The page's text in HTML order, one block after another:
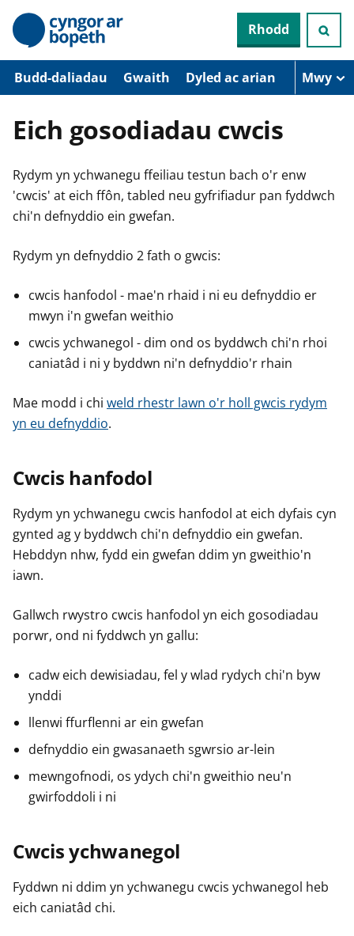
N
d
w
Rhodd
Budd-daliadau Gwaith Dyled ac arian Mwy
Eich gosodiadau cwcis
Rydym yn ychwanegu ffeiliau testun bach o'r enw
'cwcis' at eich ffôn, tabled neu gyfrifiadur pan fyddwch
chi'n defnyddio ein gwefan.
Rydym yn defnyddio 2 fath o gwcis:
cwcis hanfodol - mae'n rhaid i ni eu defnyddio er
mwyn i'n gwefan weithio
cwcis ychwanegol - dim ond os byddwch chi'n rhoi
caniatâd i ni y byddwn ni'n defnyddio'r rhain
Mae modd i chi weld rhestr lawn o'r holl gwcis rydym
yn eu defnyddio.
Cwcis hanfodol
Rydym yn ychwanegu cwcis hanfodol at eich dyfais cyn
gynted ag y byddwch chi'n defnyddio ein gwefan.
Hebddyn nhw, fydd ein gwefan ddim yn gweithio'n
iawn.
Gallwch rwystro cwcis hanfodol yn eich gosodiadau
porwr, ond ni fyddwch yn gallu:
cadw eich dewisiadau, fel y wlad rydych chi'n byw
ynddi
llenwi ffurflenni ar ein gwefan
defnyddio ein gwasanaeth sgwrsio ar-lein
mewngofnodi, os ydych chi'n gweithio neu'n
gwirfoddoli i ni
Cwcis ychwanegol
Fyddwn ni ddim yn ychwanegu cwcis ychwanegol heb
eich caniatâd chi.